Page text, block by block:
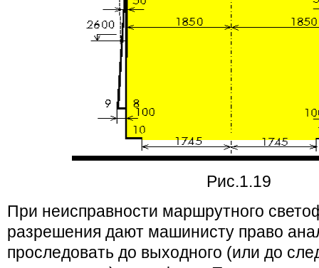
Рис.1.19
При неисправности маршрутного
разрешения дают машинисту право
проследовать до выходного (или до